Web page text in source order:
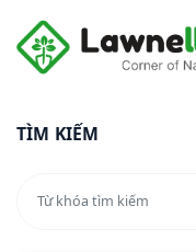
TÌM KIẾM